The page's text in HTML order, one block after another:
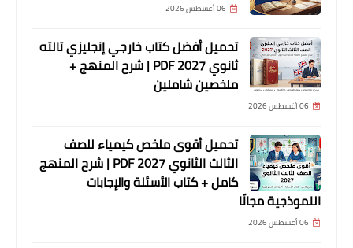
06 أغسطس 2026
تحميل أفضل كتاب خارجي إنجليزي تالته
ثانوي 2027 PDF | شرح المنهج +
ملخصين شاملين
06 أغسطس 2026
تحميل أقوى ملخص كيمياء للصف
الثالث الثانوي 2027 PDF | شرح المنهج
كامل + كتاب الأسئلة والإجابات
النموذجية مجانًا
06 أغسطس 2026